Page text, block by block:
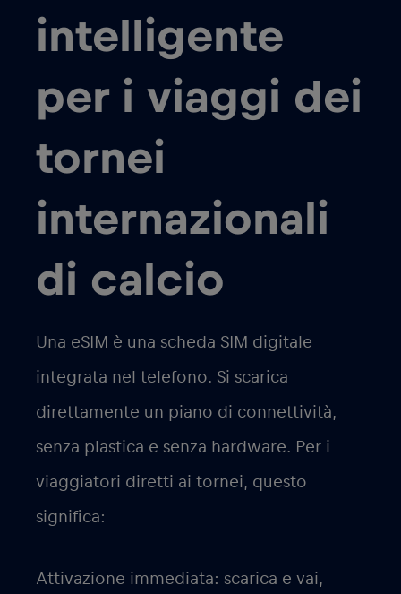
intelligente
per i viaggi dei
tornei
internazionali
di calcio
Una eSIM è una scheda SIM digitale
integrata nel telefono. Si scarica
direttamente un piano di connettività,
senza plastica e senza hardware. Per i
viaggiatori diretti ai tornei, questo
significa:
Attivazione immediata: scarica e vai,